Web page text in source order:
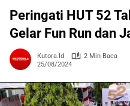
Peringati HUT 52
Gelar Fun Run dan
Kutora.id
2 Min Baca
25/08/2024